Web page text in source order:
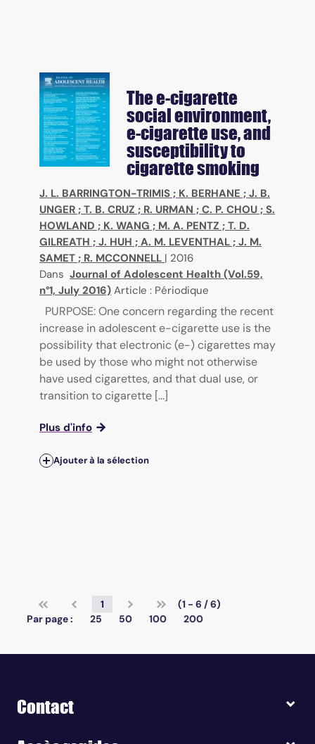
The e-cigarette
social environment,
e-cigarette use, and
susceptibility to
cigarette smoking
J. L. BARRINGTON-TRIMIS ; K. BERHANE ; J. B.
UNGER ; T. B. CRUZ ; R. URMAN ; C. P. CHOU ; S.
HOWLAND ; K. WANG ; M. A. PENTZ ; T. D.
GILREATH ; J. HUH ; A. M. LEVENTHAL ; J. M.
SAMET ; R. MCCONNELL | 2016
Dans Journal of Adolescent Health (Vol.59,
n°1, July 2016) Article : Périodique
PURPOSE: One concern regarding the recent
increase in adolescent e-cigarette use is the
possibility that electronic (e-) cigarettes may
be used by those who might not otherwise
have used cigarettes, and that dual use, or
transition to cigarette [...]
Plus d'info
Ajouter à la sélection
1
(1 - 6 / 6)
Par page :
25 50 100 200
Contact